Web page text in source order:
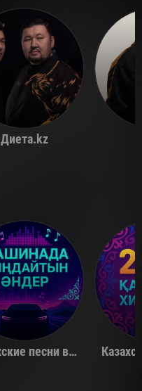
Диета.kz
Казахские песни в машину